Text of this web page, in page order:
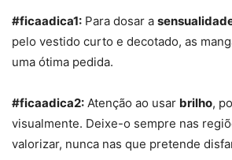
#ficaadica1: Para dosar a
pelo vestido curto e decotado, as
uma ótima pedida.
#ficaadica2: Atenção ao usar brilho,
visualmente. Deixe-o sempre nas
valorizar, nunca nas que pretende